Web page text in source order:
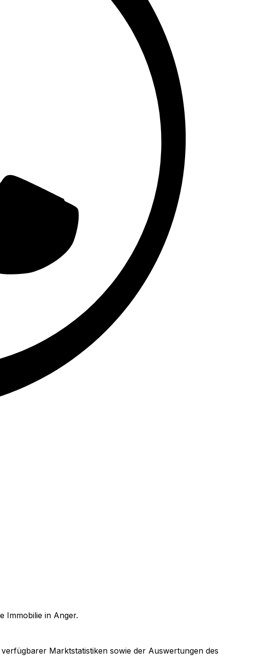
Immobilie in Anger.
Marktstatistiken sowie der Auswertungen des